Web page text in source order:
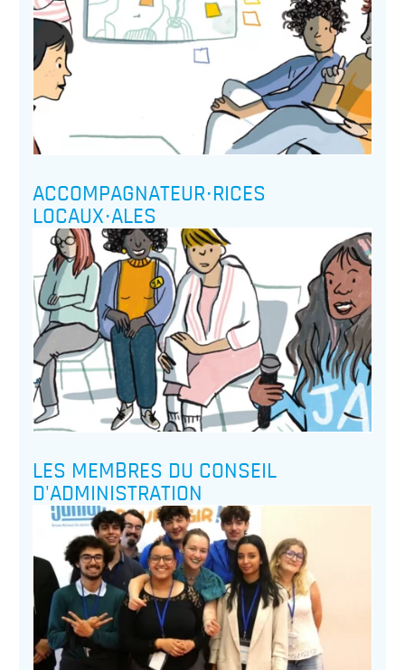
ACCOMPAGNATEUR·RICES
LOCAUX·ALES
LES MEMBRES DU CONSEIL
D'ADMINISTRATION